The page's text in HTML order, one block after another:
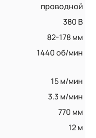
проводной
380 В
82-178 мм
1440 об/мин
15 м/мин
3.3 м/мин
770 мм
12 м